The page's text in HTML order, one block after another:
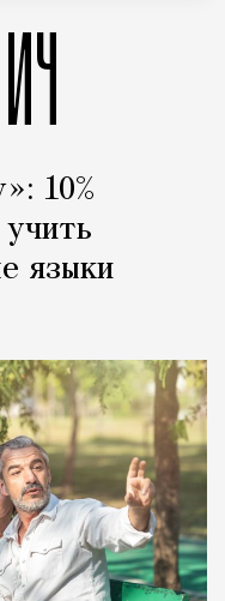
10%
языки